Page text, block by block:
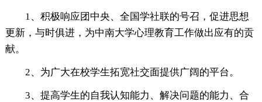
1、积极响应团中央、全国学社联的号召，促进思想
更新，与时俱进，为中南大学心理教育工作做出应有的贡
献。
2、为广大在校学生拓宽社交面提供广阔的平台。
3、提高学生的自我认知能力、解决问题的能力、合